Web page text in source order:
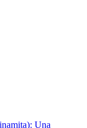
Una